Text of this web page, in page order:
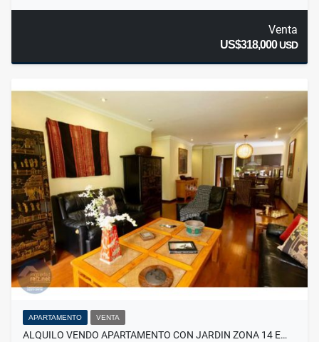
Venta
US$318,000USD
APARTAMENTO VENTA
ALQUILO VENDO APARTAMENTO CON JARDIN ZONA 14 E…